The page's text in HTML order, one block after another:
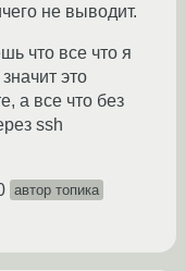
не выводит.
что все что я
это
а все что без
ssh
автор топика